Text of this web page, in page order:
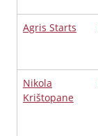
Agris Starts
Nikola
Krištopane